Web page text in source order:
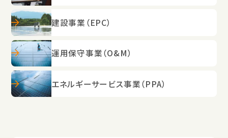
建設事業（EPC）
運用保守事業（O&M）
エネルギーサービス事業（PPA）